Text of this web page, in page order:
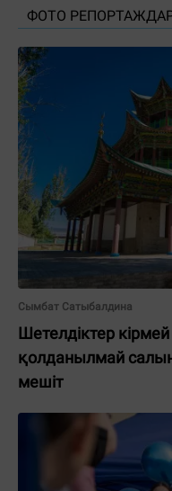
ФОТО
Сымбат Сатыбалдина
Шетелдіктер кірмей
қолданылмай
мешіт